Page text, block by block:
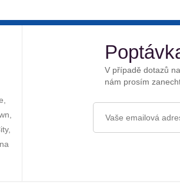
V případě dotazů
nám prosím